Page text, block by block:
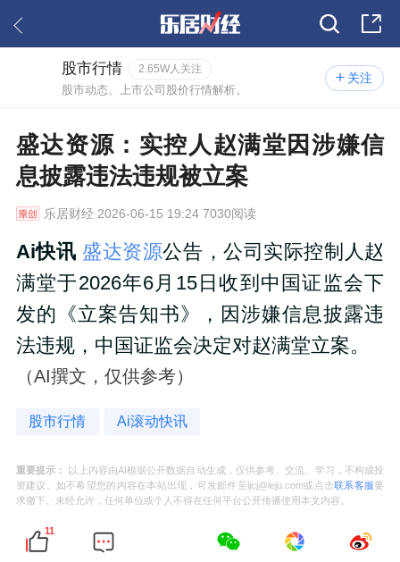
关注
股市行情 2.65W人关注
股市动态、上市公司股价行情解析。
盛达资源：实控人赵满堂因涉嫌信
息披露违法违规被立案
乐居财经2026-06-15 19:24 7030阅读
Ai快讯 盛达资源公告，公司实际控制人赵
满堂于2026年6月15日收到中国证监会下
发的《立案告知书》，因涉嫌信息披露违
法违规，中国证监会决定对赵满堂立案。
（AI撰文，仅供参考）
股市行情 Ai滚动快讯
重要提示：
以上内容由AI根据公开数据自动生成，仅供参考、交流、学习，不构成投
资建议。如不希望您的内容在本站出现，可发邮件至ljcj@leju.com或点击联系客服要
求撤下。未经允许，任何单位或个人不得在任何平台公开传播使用本文内容。
11